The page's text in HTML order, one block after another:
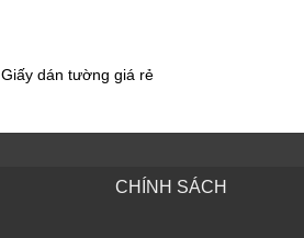
Giấy dán tường giá rẻ
CHÍNH SÁCH